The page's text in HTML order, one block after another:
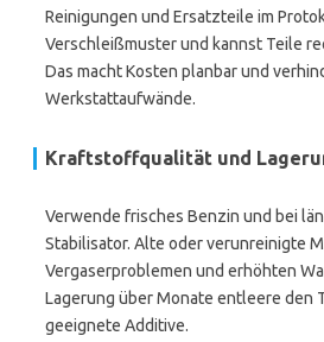
Reinigungen und Ersatzteile im
Verschleißmuster und kannst Teile
Das macht Kosten planbar und
Werkstattaufwände.
Kraftstoffqualität und
Verwende frisches Benzin und bei
Stabilisator. Alte oder verunreinigte
Vergaserproblemen und erhöhten
Lagerung über Monate entleere den
geeignete Additive.